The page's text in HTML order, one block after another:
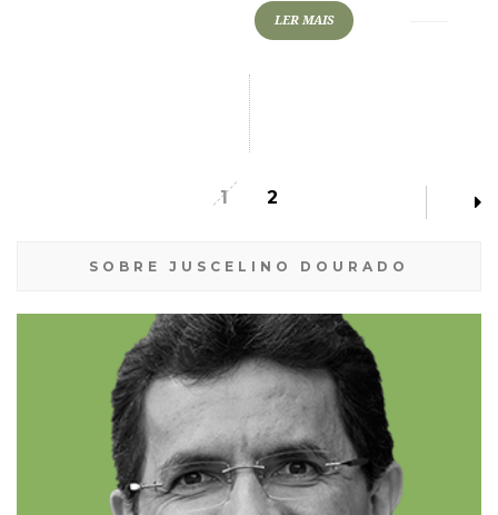
LER MAIS
1 2
SOBRE JUSCELINO DOURADO